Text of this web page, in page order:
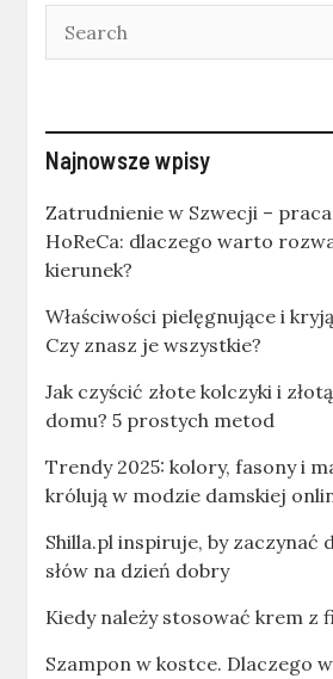
Najnowsze wpisy
Zatrudnienie w Szwecji –
HoReCa: dlaczego warto
kierunek?
Właściwości pielęgnujące i
Czy znasz je wszystkie?
Jak czyścić złote kolczyki i
domu? 5 prostych metod
Trendy 2025: kolory, fasony i
królują w modzie damskiej
Shilla.pl inspiruje, by zaczynać
słów na dzień dobry
Kiedy należy stosować krem z
Szampon w kostce. Dlaczego